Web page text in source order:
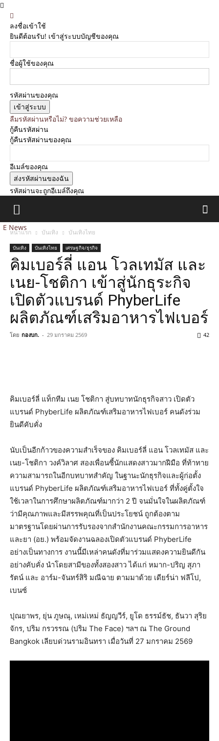
ลงชื่อเข้าใช้
ยินดีต้อนรับ! เข้าสู่ระบบบัญชีของคุณ
ชื่อผู้ใช้ของคุณ
รหัสผ่านของคุณ
ลืมรหัสผ่านหรือไม่? ขอความช่วยเหลือ
กู้คืนรหัสผ่าน
กู้คืนรหัสผ่านของคุณ
อีเมล์ของคุณ
รหัสผ่านจะถูกอีเมล์ถึงคุณ
E News
หน้าแรก บันเทิง บันเทิงไทย
บันเทิง บันเทิงไทย เศรษฐกิจ/ธุรกิจ
คิมเบอร์ลี่ แอน โวลเทมัส และ
เนย-โชติกา เข้าสู่นักธุระกิจ
เปิดตัวแบรนด์ PhyberLife
ผลิตภัณฑ์เสริมอาหารไฟเบอร์
โดย กองบก. - 29 มกราคม 2569 42
คิมเบอร์ลี่ แท็กทีม เนย โชติกา สู่บทบาทนักธุรกิจสาว เปิดตัว
แบรนด์ PhyberLife ผลิตภัณฑ์เสริมอาหารไฟเบอร์ คนดังร่วม
ยินดีคับคั่ง
นับเป็นอีกก้าวของความสำเร็จของ คิมเบอร์ลี่ แอน โวลเทมัส และ
เนย-โชติกา วงค์วิลาศ สองเพื่อนซี้นักแสดงสาวมากฝีมือ ที่ท้าทาย
ความสามารถในอีกบทบาทสำคัญ ในฐานะนักธุรกิจและผู้ก่อตั้ง
แบรนด์ PhyberLife ผลิตภัณฑ์เสริมอาหารไฟเบอร์ ที่ทั้งคู่ตั้งใจ
ใช้เวลาในการศึกษาผลิตภัณฑ์มากว่า 2 ปี จนมั่นใจในผลิตภัณฑ์
ว่ามีคุณภาพและมีสรรพคุณที่เป็นประโยชน์ ถูกต้องตาม
มาตรฐานโดยผ่านการรับรองจากสำนักงานคณะกรรมการอาหาร
และยา (อย.) พร้อมจัดงานฉลองเปิดตัวแบรนด์ PhyberLife
อย่างเป็นทางการ งานนี้มีเหล่าคนดังที่มาร่วมแสดงความยินดีกัน
อย่างคับคั่ง นำโดยสามีของทั้งสองสาว ได้แก่ หมาก-ปริญ สุภา
รัตน์ และ อาร์ม-จันทร์สิริ มณีฉาย ตามมาด้วย เดียร์น่า ฟลีโป,
เบนซ์
ปุณยาพร, ยุ่น ภูษณุ, เหม่เหม่ ธัญญวีร์, ยูโด ธรรม์ธัช, ธันวา สุริย
จักร, ปริม กรวรรณ (ปริม The Face) ฯลฯ ณ The Ground
Bangkok เลียบด่วนรามอินทรา เมื่อวันที่ 27 มกราคม 2569